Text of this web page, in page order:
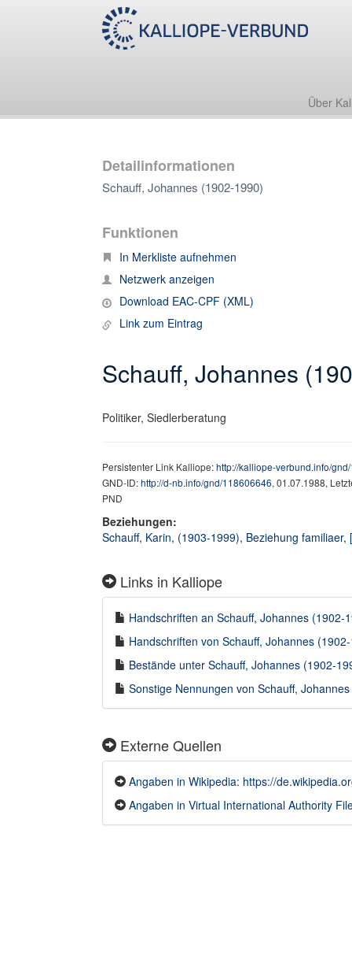
Über
Detailinformationen
Schauff, Johannes (1902-1990)
Funktionen
In Merkliste aufnehmen
Netzwerk anzeigen
Download EAC-CPF (XML)
Link zum Eintrag
Schauff, Johannes
Politiker, Siedlerberatung
Persistenter Link Kalliope:http://kalliope-verbund.info/
GND-ID:http://d-nb.info/gnd/118606646, 01.07.1988,
PND
Beziehungen:
Schauff, Karin, (1903-1999), Beziehung familiaer,
Links in Kalliope
Handschriften an Schauff, Johannes (1902-
Handschriften von Schauff, Johannes
Bestände unter Schauff, Johannes (1902-
Sonstige Nennungen von Schauff,
Externe Quellen
Angaben in Wikipedia: https://
Angaben in Virtual International Authority